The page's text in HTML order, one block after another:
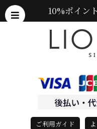
10%ポイン
ご利用ガイド